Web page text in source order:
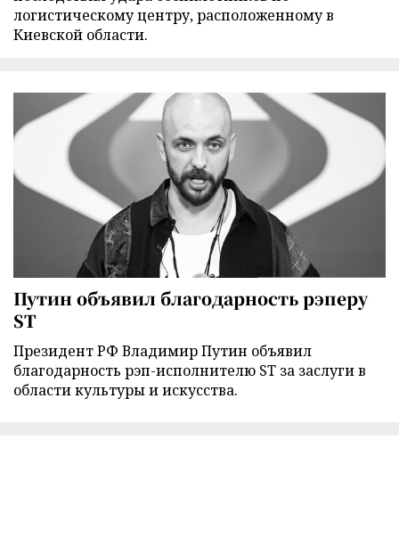
логистическому центру, расположенному в
Киевской области.
Путин объявил благодарность рэперу
ST
Президент РФ Владимир Путин объявил
благодарность рэп-исполнителю ST за заслуги в
области культуры и искусства.